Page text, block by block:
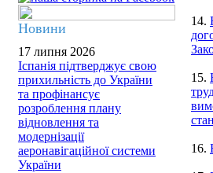
Новини
17 липня 2026
Іспанія підтверджує свою
прихильність до України
та профінансує
розроблення плану
відновлення та
модернізації
аеронавігаційної системи
України
14.
15.
16.